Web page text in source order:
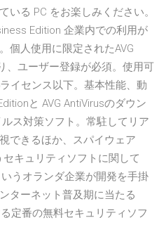
いる PC をお楽しみください。
Edition 企業内での利用が
個人使用に限定されたAVG
、ユーザー登録が必須。使用可
イセンス以下。基本性能、動
と AVG AntiVirusのダウン
ス対策ソフト。常駐してリア
できるほか、スパイウェア
セキュリティソフトに関して
うオランダ企業が開発を手掛
ターネット普及期に当たる
定番の無料セキュリティソフ